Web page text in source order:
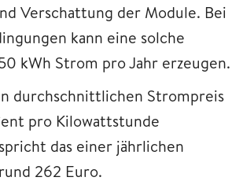
Verschattung der Module. Bei
kann eine solche
kWh Strom pro Jahr erzeugen.
durchschnittlichen Strompreis
pro Kilowattstunde
das einer jährlichen
262 Euro.